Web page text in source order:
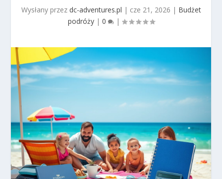
Wysłany przez dc-adventures.pl | cze 21, 2026 | Budżet
podróży| 0 |